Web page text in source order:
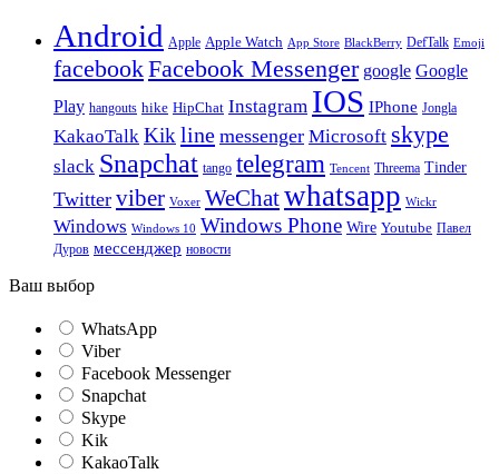
Android Apple Apple Watch App Store BlackBerry DefTalk Emoji
facebookFacebook Messenger google Google
Play hangouts hike HipChat Instagram IOS IPhone Jongla
KakaoTalk Kik line messenger Microsoft skype
slack Snapchat tango telegram Tencent Threema Tinder
Twitter viber Voxer WeChatwhatsapp Wickr
Windows Windows 10 Windows Phone Wire Youtube Павел
Дуров мессенджер новости
Ваш выбор
WhatsApp
Viber
Facebook Messenger
Snapchat
Skype
Kik
KakaoTalk